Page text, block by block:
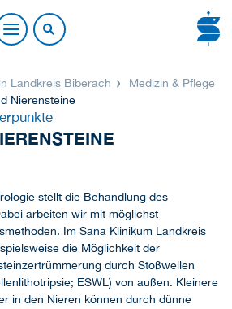
Landkreis Biberach
Medizin & Pflege
Nierensteine
stellt die Behandlung des
arbeiten wir mit möglichst
Im Sana Klinikum Landkreis
die Möglichkeit der
durch Stoßwellen
ESWL) von außen. Kleinere
in den Nieren können durch dünne